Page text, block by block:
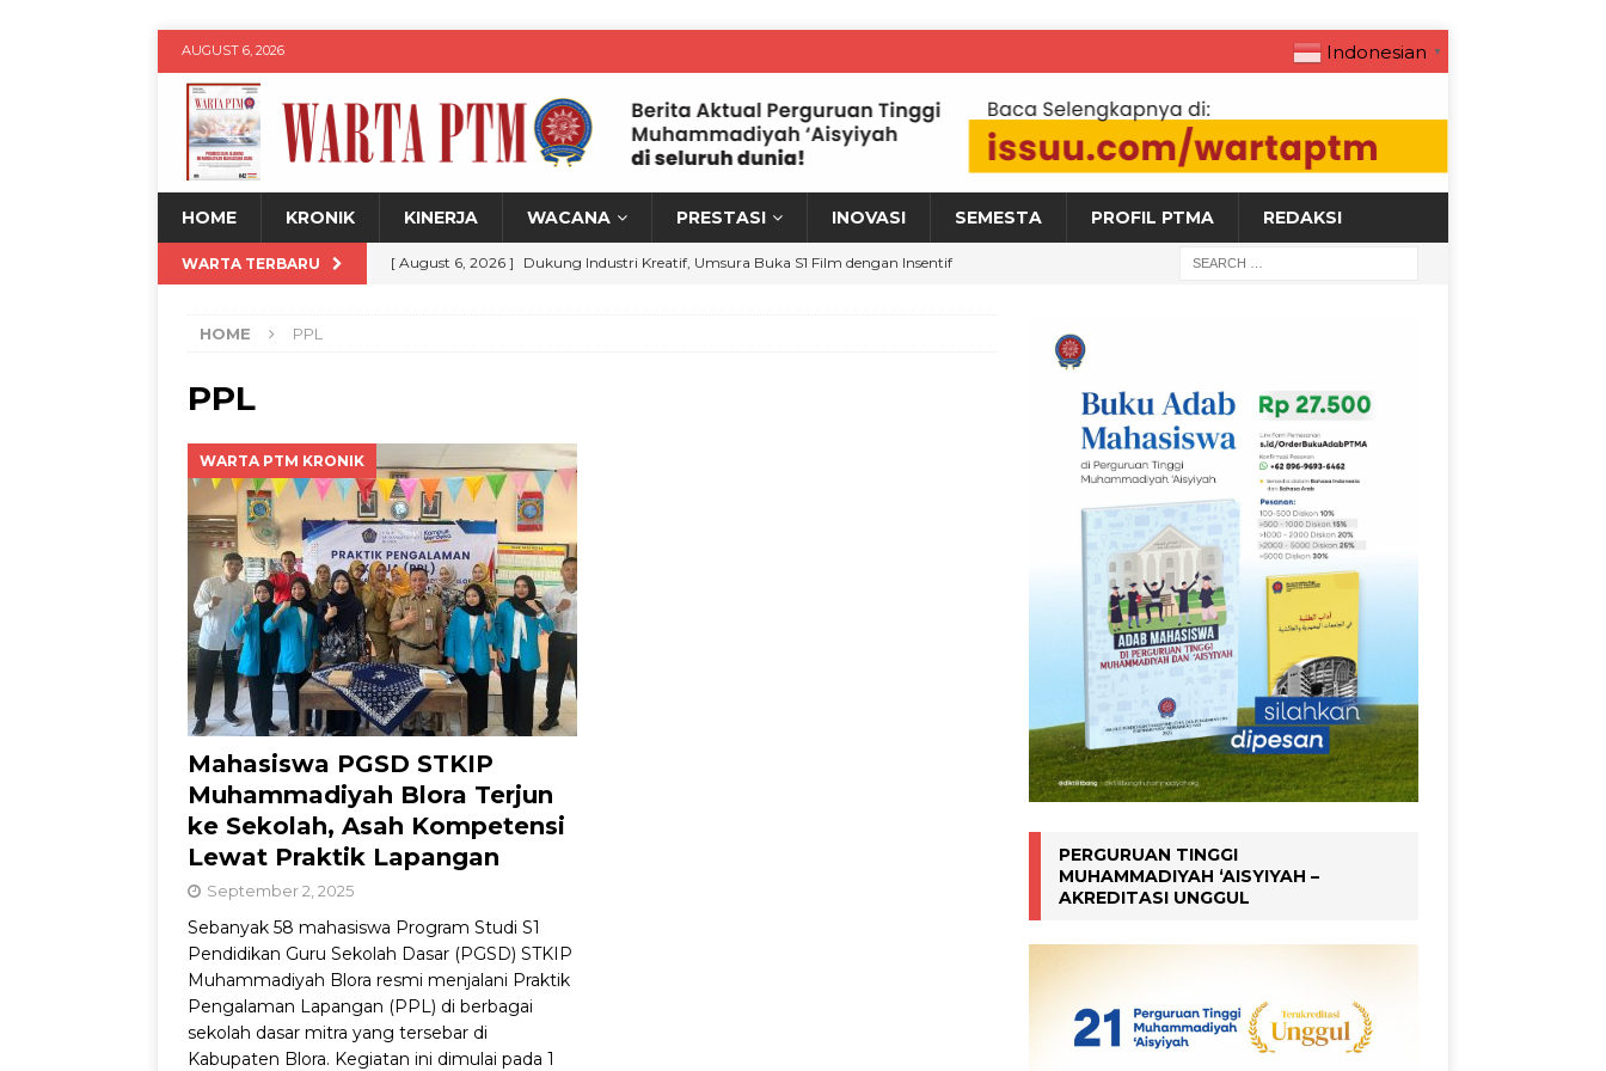
AUGUST 6, 2026 Indonesian ▼
HOME KRONIK KINERJA WACANA PRESTASI INOVASI SEMESTA PROFIL PTMA REDAKSI
WARTA TERBARU [ August 6, 2026 ] Dukung Industri Kreatif, Umsura Buka S1 Film dengan Insentif
Remaja melalui Program SIGAP
[ August 6, 2026 ] Mahasiswa UAD Kembangkan Kitosan untuk Terapi PPOK,
Dorong Inovasi Obat Inhalasi Berbasis Herbal
HOME PPL
PPL
WARTA PTM KRONIK
Mahasiswa PGSD STKIP
Muhammadiyah Blora Terjun
ke Sekolah, Asah Kompetensi
Lewat Praktik Lapangan
September 2, 2025
Sebanyak 58 mahasiswa Program Studi S1
Pendidikan Guru Sekolah Dasar (PGSD) STKIP
Muhammadiyah Blora resmi menjalani Praktik
Pengalaman Lapangan (PPL) di berbagai
sekolah dasar mitra yang tersebar di
Kabupaten Blora. Kegiatan ini dimulai pada 1
PERGURUAN TINGGI
MUHAMMADIYAH ‘AISYIYAH –
AKREDITASI UNGGUL